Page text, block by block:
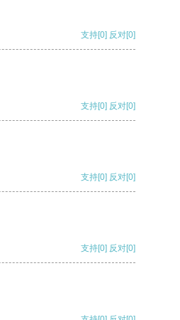
支持[0] 反对[0]
支持[0] 反对[0]
支持[0] 反对[0]
支持[0] 反对[0]